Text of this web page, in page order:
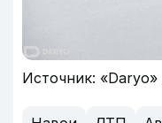
Источник: